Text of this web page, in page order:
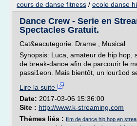
cours de danse fitness / ecole danse
Dance Crew - Serie en
Spectacles Gratuit.
Cat&eacutegorie: Drame , Musical
Synopsis: Luca, amateur de hip hop,
de break-dance afin de parcourir le
passi1eon. Mais bientôt, un lour1od
Lire la suite
Date: 2017-03-06 15:36:00
Site : http://www.k-streaming.com
Thèmes liés : film de dance hip hop en